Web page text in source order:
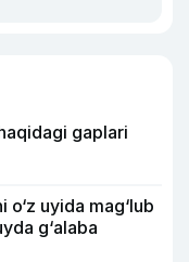
gaplari
uyida mag‘lub
g‘alaba